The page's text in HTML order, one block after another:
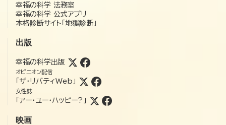
幸福の科学 法務室
幸福の科学 公式アプリ
本格診断サイト「地獄診断」
出版
幸福の科学出版
オピニオン配信
「ザ・リバティWeb」
女性誌
「アー・ユー・ハッピー?」
映画